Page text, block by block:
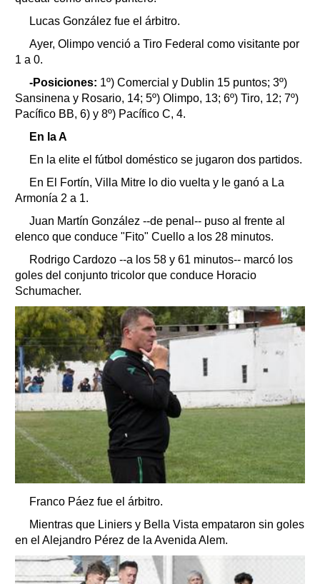
Lucas González fue el árbitro.
Ayer, Olimpo venció a Tiro Federal como visitante por
1 a 0.
-Posiciones: 1º) Comercial y Dublin 15 puntos; 3º)
Sansinena y Rosario, 14; 5º) Olimpo, 13; 6º) Tiro, 12; 7º)
Pacífico BB, 6) y 8º) Pacífico C, 4.
En la A
En la elite el fútbol doméstico se jugaron dos partidos.
En El Fortín, Villa Mitre lo dio vuelta y le ganó a La
Armonía 2 a 1.
Juan Martín González --de penal-- puso al frente al
elenco que conduce "Fito" Cuello a los 28 minutos.
Rodrigo Cardozo --a los 58 y 61 minutos-- marcó los
goles del conjunto tricolor que conduce Horacio
Schumacher.
Franco Páez fue el árbitro.
Mientras que Liniers y Bella Vista empataron sin goles
en el Alejandro Pérez de la Avenida Alem.